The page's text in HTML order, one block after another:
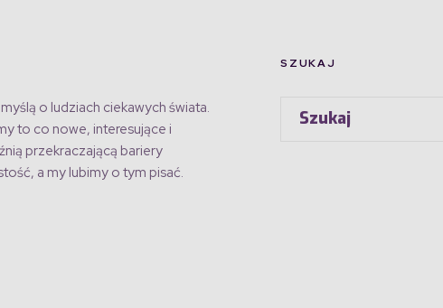
o ludziach ciekawych świata.
to co nowe, interesujące i
przekraczającą bariery
a my lubimy o tym pisać.
SZUKAJ